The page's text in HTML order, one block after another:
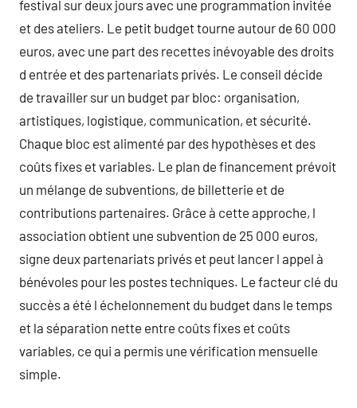
festival sur deux jours avec une programmation invitée
et des ateliers. Le petit budget tourne autour de 60 000
euros, avec une part des recettes inévoyable des droits
d entrée et des partenariats privés. Le conseil décide
de travailler sur un budget par bloc: organisation,
artistiques, logistique, communication, et sécurité.
Chaque bloc est alimenté par des hypothèses et des
coûts fixes et variables. Le plan de financement prévoit
un mélange de subventions, de billetterie et de
contributions partenaires. Grâce à cette approche, l
association obtient une subvention de 25 000 euros,
signe deux partenariats privés et peut lancer l appel à
bénévoles pour les postes techniques. Le facteur clé du
succès a été l échelonnement du budget dans le temps
et la séparation nette entre coûts fixes et coûts
variables, ce qui a permis une vérification mensuelle
simple.